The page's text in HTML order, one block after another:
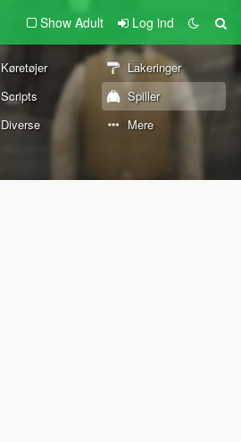
Show Adult Log ind
Køretøjer
Lakeringer
Scripts
Spiller
Diverse Mere